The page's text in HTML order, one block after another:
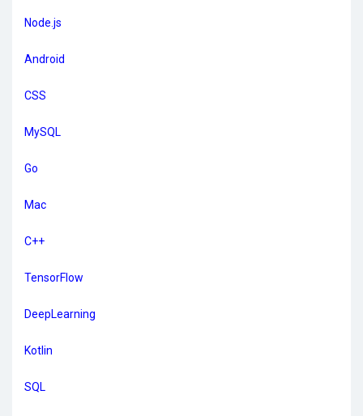
Node.js
Android
CSS
MySQL
Go
Mac
C++
TensorFlow
DeepLearning
Kotlin
SQL